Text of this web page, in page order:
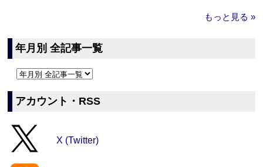
もっと見る »
年月別 全記事一覧
アカウント・RSS
X (Twitter)